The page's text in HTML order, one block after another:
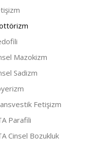
Mazokizm
Sadizm
Fetişizm
Parafili
Cinsel Bozukluk